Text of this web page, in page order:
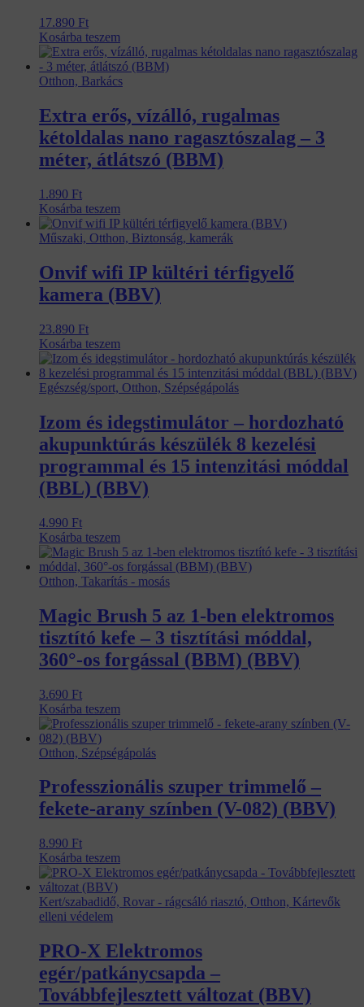
17.890 Ft
Kosárba teszem
Otthon, Barkács
Extra erős, vízálló, rugalmas
kétoldalas nano ragasztószalag – 3
méter, átlátszó (BBM)
1.890 Ft
Kosárba teszem
Műszaki, Otthon, Biztonság, kamerák
Onvif wifi IP kültéri térfigyelő
kamera (BBV)
23.890 Ft
Kosárba teszem
Egészség/sport, Otthon, Szépségápolás
Izom és idegstimulátor – hordozható
akupunktúrás készülék 8 kezelési
programmal és 15 intenzitási móddal
(BBL) (BBV)
4.990 Ft
Kosárba teszem
Otthon, Takarítás - mosás
Magic Brush 5 az 1-ben elektromos
tisztító kefe – 3 tisztítási móddal,
360°-os forgással (BBM) (BBV)
3.690 Ft
Kosárba teszem
Otthon, Szépségápolás
Professzionális szuper trimmelő –
fekete-arany színben (V-082) (BBV)
8.990 Ft
Kosárba teszem
Kert/szabadidő, Rovar - rágcsáló riasztó, Otthon, Kártevők
elleni védelem
PRO-X Elektromos
egér/patkánycsapda –
Továbbfejlesztett változat (BBV)